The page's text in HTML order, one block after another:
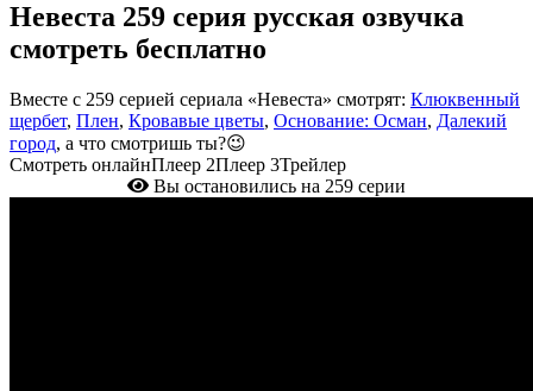
Невеста 259 серия русская озвучка
смотреть бесплатно
Вместе с 259 серией сериала «Невеста» смотрят: Клюквенный
щербет, Плен, Кровавые цветы, Основание: Осман, Далекий
город, а что смотришь ты?😉
Смотреть онлайнПлеер 2Плеер 3Трейлер
Вы остановились на 259 серии